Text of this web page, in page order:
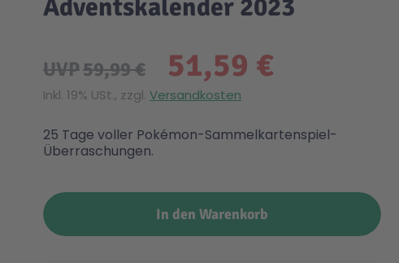
Adventskalender 2023
51,59 €
UVP59,99 €
Inkl. 19% USt., zzgl. Versandkosten
25 Tage voller Pokémon-Sammelkartenspiel-
Überraschungen.
In den Warenkorb